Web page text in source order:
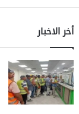
أخر الاخبار